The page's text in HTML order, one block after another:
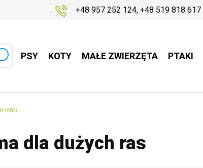
+48 957 252 124, +48 519 818 617
PSY KOTY MAŁE ZWIERZĘTA PTAKI
RAS
dla dużych ras